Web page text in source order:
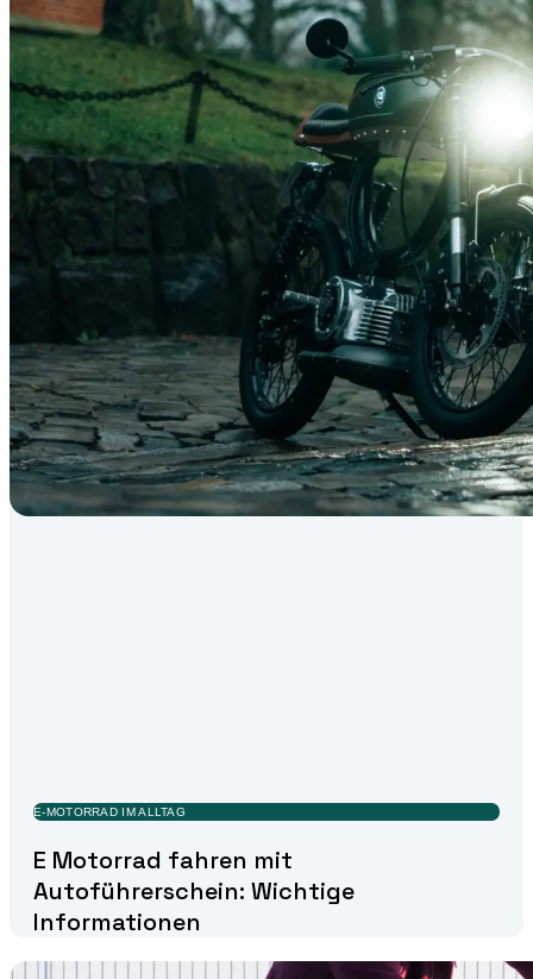
E-MOTORRAD IM ALLTAG
E Motorrad fahren mit
Autoführerschein: Wichtige
Informationen